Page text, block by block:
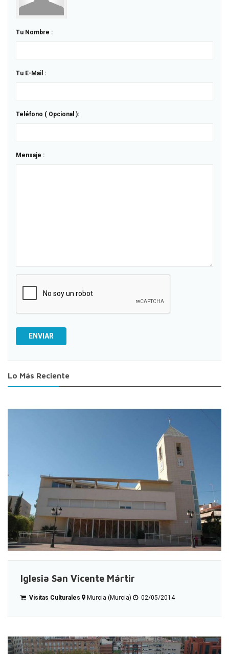
Tu Nombre :
Tu E-Mail :
Teléfono ( Opcional ):
Mensaje :
ENVIAR
Lo Más Reciente
Iglesia San Vicente Mártir
Visitas Culturales Murcia (Murcia) 02/05/2014